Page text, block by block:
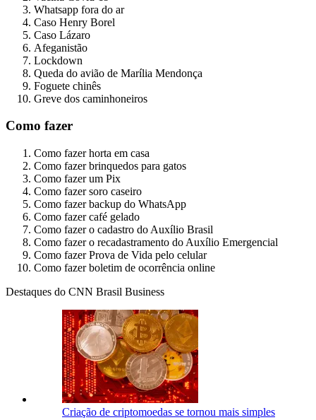
Whatsapp fora do ar
Caso Henry Borel
Caso Lázaro
Afeganistão
Lockdown
Queda do avião de Marília Mendonça
Foguete chinês
Greve dos caminhoneiros
Como fazer
Como fazer horta em casa
Como fazer brinquedos para gatos
Como fazer um Pix
Como fazer soro caseiro
Como fazer backup do WhatsApp
Como fazer café gelado
Como fazer o cadastro do Auxílio Brasil
Como fazer o recadastramento do Auxílio Emergencial
Como fazer Prova de Vida pelo celular
Como fazer boletim de ocorrência online
Destaques do CNN Brasil Business
Criação de criptomoedas se tornou mais simples